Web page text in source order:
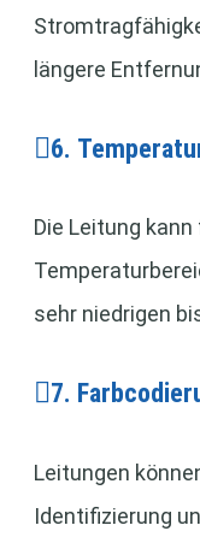
längere
6.
Die Leitung
sehr niedrigen
7.
Leitungen
Identifizierung